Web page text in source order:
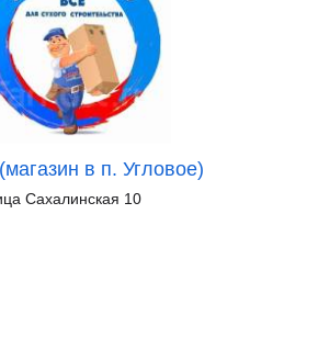
в п. Угловое)
Сахалинская 10